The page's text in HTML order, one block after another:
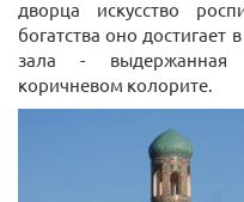
дворца искусство
богатства оно
зала - выдержанная
коричневом колорите.